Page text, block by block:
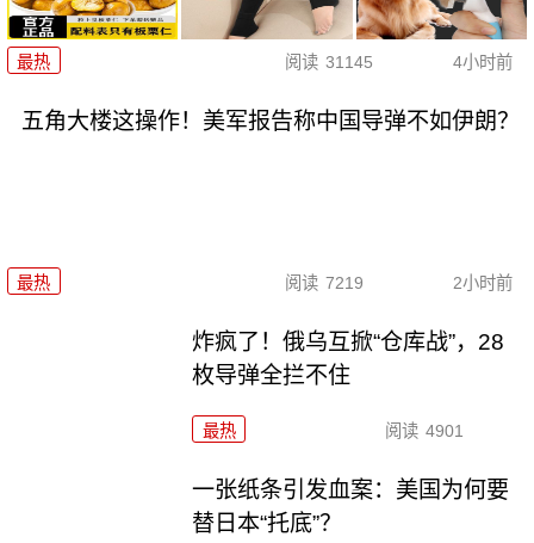
最热 阅读 31145 4小时前
五角大楼这操作！美军报告称中国导弹不如伊朗？
最热 阅读 7219 2小时前
炸疯了！俄乌互掀“仓库战”，28
枚导弹全拦不住
最热 阅读 4901
一张纸条引发血案：美国为何要
替日本“托底”？